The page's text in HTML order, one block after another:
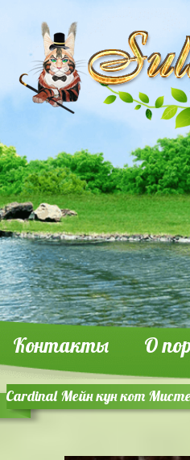
Контакты О
Cardinal Мейн кун кот